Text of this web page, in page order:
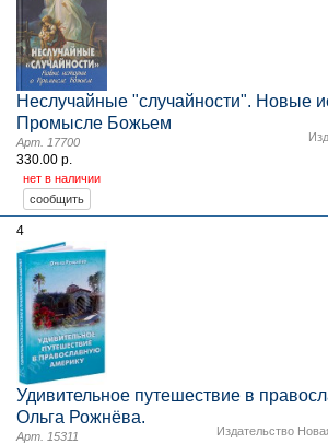
Неслучайные "случайности". Новые
Промысле Божьем
Арт. 17700
330.00 р.
нет в наличии
4
Удивительное путешествие в
Ольга Рожнёва.
Издательство
Арт. 15311